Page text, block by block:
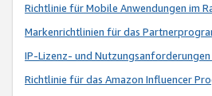
Richtlinie für Mobile Anwendungen im
Markenrichtlinien für das
IP-Lizenz- und
Richtlinie für das Amazon Influencer